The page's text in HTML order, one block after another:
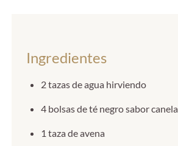
Ingredientes
2 tazas de agua hirviendo
4 bolsas de té negro sabor canela
1 taza de avena